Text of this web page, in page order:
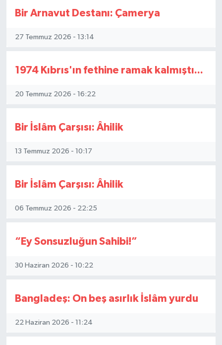
Bir Arnavut Destanı: Çamerya
27 Temmuz 2026 - 13:14
1974 Kıbrıs'ın fethine ramak kalmıştı...
20 Temmuz 2026 - 16:22
Bir İslâm Çarşısı: Âhilik
13 Temmuz 2026 - 10:17
Bir İslâm Çarşısı: Âhilik
06 Temmuz 2026 - 22:25
“Ey Sonsuzluğun Sahibi!”
30 Haziran 2026 - 10:22
Bangladeş: On beş asırlık İslâm yurdu
22 Haziran 2026 - 11:24
Yaşam